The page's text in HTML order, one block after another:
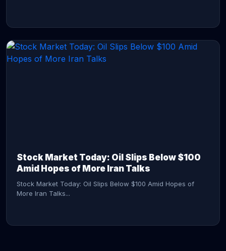
Stock Market Today: Oil Slips Below $100
Amid Hopes of More Iran Talks
Stock Market Today: Oil Slips Below $100 Amid Hopes of
More Iran Talks...